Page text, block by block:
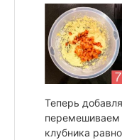
Теперь
перемешиваем
клубника